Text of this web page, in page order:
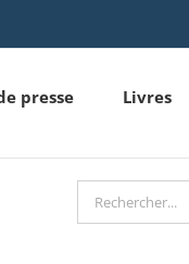
presse Livres
Rechercher